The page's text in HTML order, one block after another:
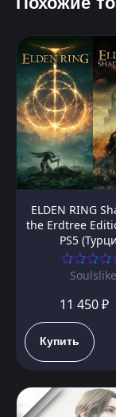
ELDEN RING
the Erdtree
PS5
Soulslike
11 450 ₽
Купить